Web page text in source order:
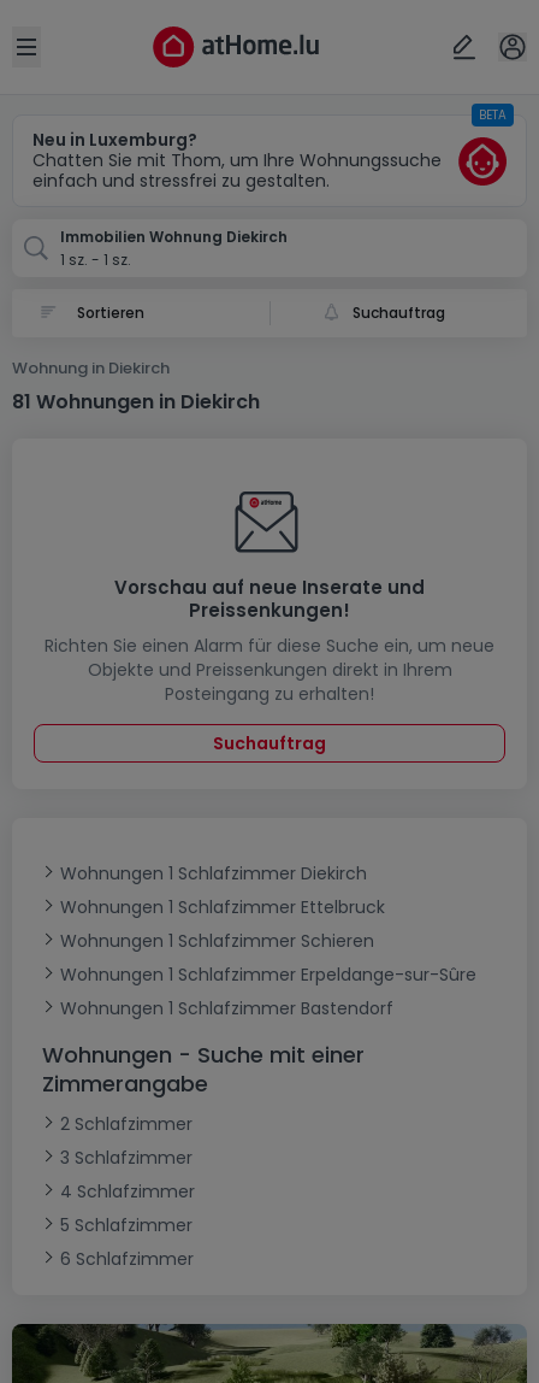
Open sidebar
Neu in Luxemburg?
Chatten Sie mit Thom, um Ihre Wohnungssuche
einfach und stressfrei zu gestalten.
BETA
Immobilien Wohnung Diekirch
1 sz. - 1 sz.
Suchauftrag
Wohnung in Diekirch
81 Wohnungen in Diekirch
Vorschau auf neue Inserate und
Preissenkungen!
Richten Sie einen Alarm für diese Suche ein, um neue
Objekte und Preissenkungen direkt in Ihrem
Posteingang zu erhalten!
Suchauftrag
Wohnungen 1 Schlafzimmer Diekirch
Wohnungen 1 Schlafzimmer Ettelbruck
Wohnungen 1 Schlafzimmer Schieren
Wohnungen 1 Schlafzimmer Erpeldange-sur-Sûre
Wohnungen 1 Schlafzimmer Bastendorf
Wohnungen - Suche mit einer
Zimmerangabe
2 Schlafzimmer
3 Schlafzimmer
4 Schlafzimmer
5 Schlafzimmer
6 Schlafzimmer
Ort
Abbrechen ok